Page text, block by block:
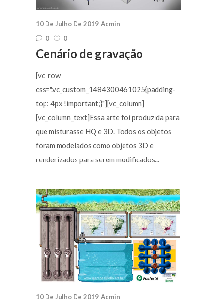
10 De Julho De 2019 Admin
0
0
Cenário de gravação
[vc_row
css=".vc_custom_1484300461025{padding-
top: 4px !important;}"][vc_column]
[vc_column_text]Essa arte foi produzida para
que misturasse HQ e 3D. Todos os objetos
foram modelados como objetos 3D e
renderizados para serem modificados...
10 De Julho De 2019 Admin